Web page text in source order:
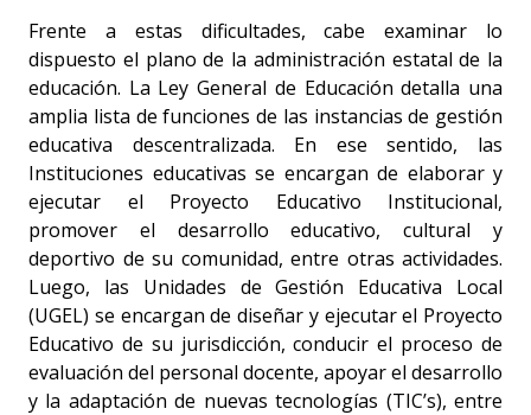
Frente a estas dificultades, cabe examinar lo
dispuesto el plano de la administración estatal de la
educación. La Ley General de Educación detalla una
amplia lista de funciones de las instancias de gestión
educativa descentralizada. En ese sentido, las
Instituciones educativas se encargan de elaborar y
ejecutar el Proyecto Educativo Institucional,
promover el desarrollo educativo, cultural y
deportivo de su comunidad, entre otras actividades.
Luego, las Unidades de Gestión Educativa Local
(UGEL) se encargan de diseñar y ejecutar el Proyecto
Educativo de su jurisdicción, conducir el proceso de
evaluación del personal docente, apoyar el desarrollo
y la adaptación de nuevas tecnologías (TIC’s), entre